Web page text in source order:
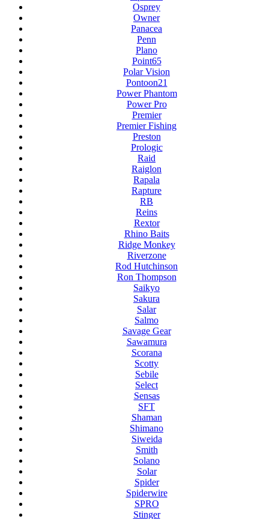
Osprey
Owner
Panacea
Penn
Plano
Point65
Polar Vision
Pontoon21
Power Phantom
Power Pro
Premier
Premier Fishing
Preston
Prologic
Raid
Raiglon
Rapala
Rapture
RB
Reins
Rextor
Rhino Baits
Ridge Monkey
Riverzone
Rod Hutchinson
Ron Thompson
Saikyo
Sakura
Salar
Salmo
Savage Gear
Sawamura
Scorana
Scotty
Sebile
Select
Sensas
SFT
Shaman
Shimano
Siweida
Smith
Solano
Solar
Spider
Spiderwire
SPRO
Stinger